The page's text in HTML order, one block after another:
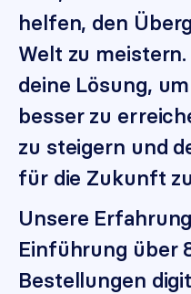
helfen, den
Welt zu meistern.
deine Lösung,
besser zu
zu steigern und
für die Zukunft
Unsere
Einführung über
Bestellungen